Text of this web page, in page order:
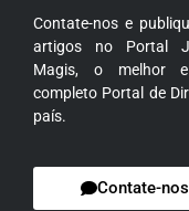
Contate-nos e
artigos no Portal
Magis, o melhor
completo Portal de
país.
Contate-nos